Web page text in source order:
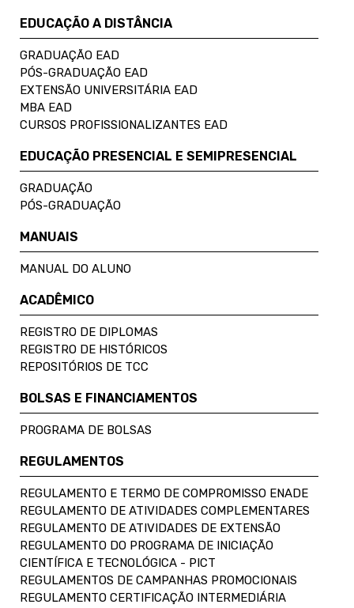
EDUCAÇÃO A DISTÂNCIA
GRADUAÇÃO EAD
PÓS-GRADUAÇÃO EAD
EXTENSÃO UNIVERSITÁRIA EAD
MBA EAD
CURSOS PROFISSIONALIZANTES EAD
EDUCAÇÃO PRESENCIAL E SEMIPRESENCIAL
GRADUAÇÃO
PÓS-GRADUAÇÃO
MANUAIS
MANUAL DO ALUNO
ACADÊMICO
REGISTRO DE DIPLOMAS
REGISTRO DE HISTÓRICOS
REPOSITÓRIOS DE TCC
BOLSAS E FINANCIAMENTOS
PROGRAMA DE BOLSAS
REGULAMENTOS
REGULAMENTO E TERMO DE COMPROMISSO ENADE
REGULAMENTO DE ATIVIDADES COMPLEMENTARES
REGULAMENTO DE ATIVIDADES DE EXTENSÃO
REGULAMENTO DO PROGRAMA DE INICIAÇÃO
CIENTÍFICA E TECNOLÓGICA - PICT
REGULAMENTOS DE CAMPANHAS PROMOCIONAIS
REGULAMENTO CERTIFICAÇÃO INTERMEDIÁRIA